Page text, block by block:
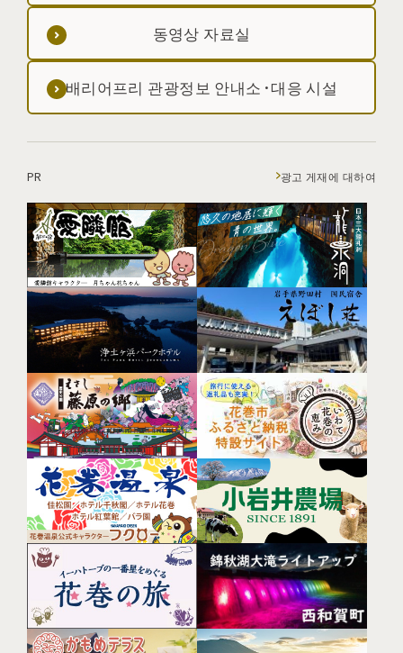
동영상 자료실
배리어프리 관광정보 안내소·대응 시설
PR 광고 게재에 대하여